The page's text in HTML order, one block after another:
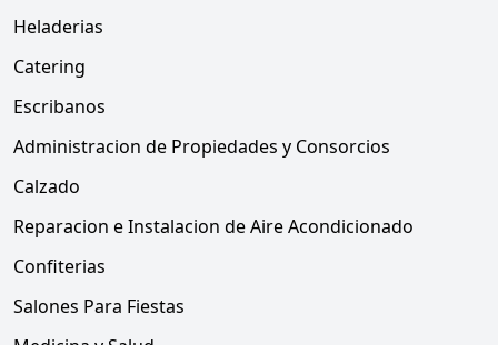
Heladerias
Catering
Escribanos
Administracion de Propiedades y Consorcios
Calzado
Reparacion e Instalacion de Aire Acondicionado
Confiterias
Salones Para Fiestas